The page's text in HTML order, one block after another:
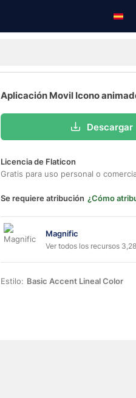
Aplicación Movil Icono
Descargar
Licencia de Flaticon
Gratis para uso personal o
Se requiere atribución ¿Cómo
Magnific
Ver todos los recursos
Estilo: Basic Accent Lineal Color